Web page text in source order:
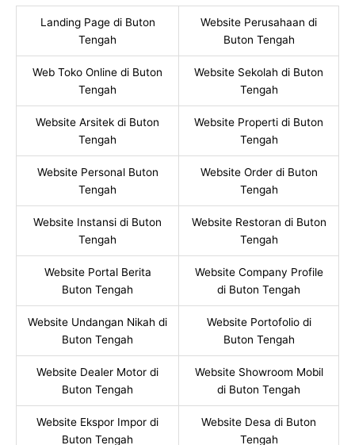
Landing Page di Buton
Tengah
Website Perusahaan di
Buton Tengah
Web Toko Online di Buton
Tengah
Website Sekolah di Buton
Tengah
Website Arsitek di Buton
Tengah
Website Properti di Buton
Tengah
Website Personal Buton
Tengah
Website Order di Buton
Tengah
Website Instansi di Buton
Tengah
Website Restoran di Buton
Tengah
Website Portal Berita
Buton Tengah
Website Company Profile
di Buton Tengah
Website Undangan Nikah di
Buton Tengah
Website Portofolio di
Buton Tengah
Website Dealer Motor di
Buton Tengah
Website Showroom Mobil
di Buton Tengah
Website Ekspor Impor di
Buton Tengah
Website Desa di Buton
Tengah